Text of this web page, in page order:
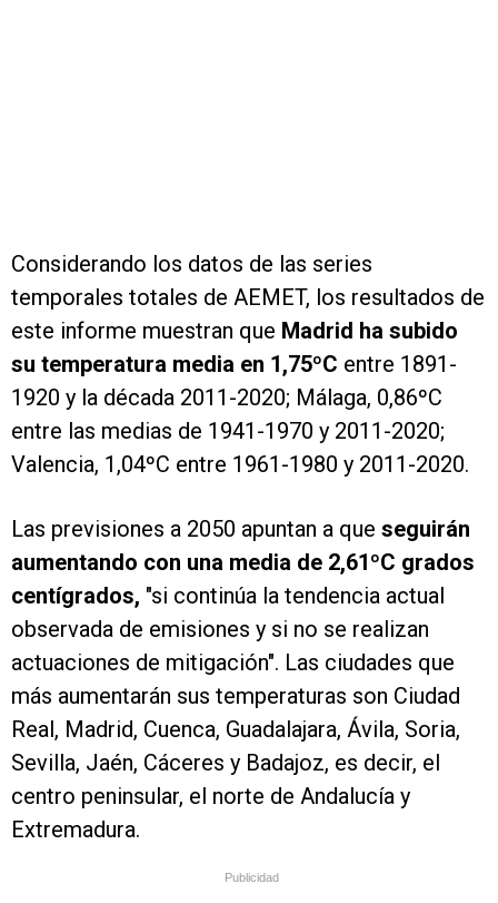
Considerando los datos de las series
temporales totales de AEMET, los resultados de
este informe muestran que Madrid ha subido
su temperatura media en 1,75ºC entre 1891-
1920 y la década 2011-2020; Málaga, 0,86ºC
entre las medias de 1941-1970 y 2011-2020;
Valencia, 1,04ºC entre 1961-1980 y 2011-2020.
Las previsiones a 2050 apuntan a que seguirán
aumentando con una media de 2,61ºC grados
centígrados, "si continúa la tendencia actual
observada de emisiones y si no se realizan
actuaciones de mitigación". Las ciudades que
más aumentarán sus temperaturas son Ciudad
Real, Madrid, Cuenca, Guadalajara, Ávila, Soria,
Sevilla, Jaén, Cáceres y Badajoz, es decir, el
centro peninsular, el norte de Andalucía y
Extremadura.
Publicidad